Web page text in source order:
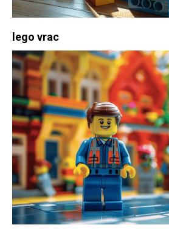
lego vrac